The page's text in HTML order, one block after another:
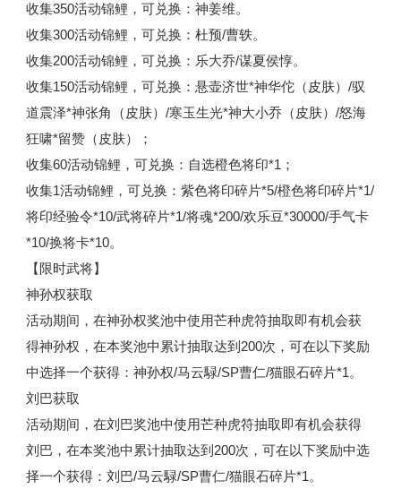
收集350活动锦鲤，可兑换：神姜维。
收集300活动锦鲤，可兑换：杜预/曹轶。
收集200活动锦鲤，可兑换：乐大乔/谋夏侯惇。
收集150活动锦鲤，可兑换：悬壶济世*神华佗（皮肤）/驭
道震泽*神张角（皮肤）/寒玉生光*神大小乔（皮肤）/怒海
狂啸*留赞（皮肤）；
收集60活动锦鲤，可兑换：自选橙色将印*1；
收集1活动锦鲤，可兑换：紫色将印碎片*5/橙色将印碎片*1/
将印经验令*10/武将碎片*1/将魂*200/欢乐豆*30000/手气卡
*10/换将卡*10。
【限时武将】
神孙权获取
活动期间，在神孙权奖池中使用芒种虎符抽取即有机会获
得神孙权，在本奖池中累计抽取达到200次，可在以下奖励
中选择一个获得：神孙权/马云騄/SP曹仁/猫眼石碎片*1。
刘巴获取
活动期间，在刘巴奖池中使用芒种虎符抽取即有机会获得
刘巴，在本奖池中累计抽取达到200次，可在以下奖励中选
择一个获得：刘巴/马云騄/SP曹仁/猫眼石碎片*1。